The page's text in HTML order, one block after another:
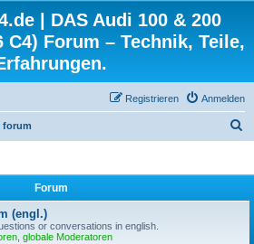
| DAS Audi 100 & 200
C4) Forum – Technik, Teile,
Anmelden
Registrieren
forum
Forum
(engl.)
or conversations in english.
globale Moderatoren